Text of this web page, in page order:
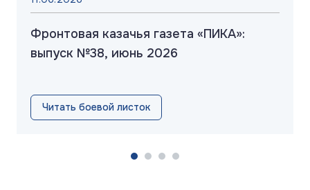
Фронтовая казачья газета «ПИКА»:
выпуск №38, июнь 2026
Читать боевой листок